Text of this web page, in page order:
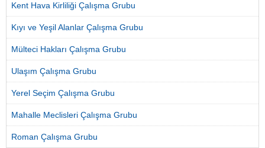
Kent Hava Kirliliği Çalışma Grubu
Kıyı ve Yeşil Alanlar Çalışma Grubu
Mülteci Hakları Çalışma Grubu
Ulaşım Çalışma Grubu
Yerel Seçim Çalışma Grubu
Mahalle Meclisleri Çalışma Grubu
Roman Çalışma Grubu